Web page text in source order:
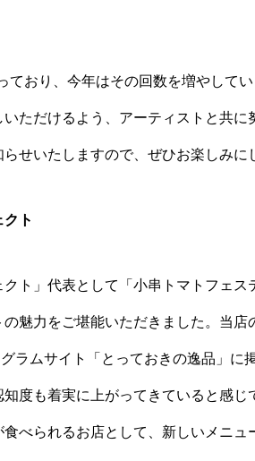
ており、今年はその回数を増やして
ただけるよう、アーティストと共に
せいたしますので、ぜひお楽しみに
ト
ト」代表として「小串トマトフェス
魅力をご堪能いただきました。当店
ラムサイト「とっておきの逸品」に
度も着実に上がってきていると感じ
べられるお店として、新しいメニュ